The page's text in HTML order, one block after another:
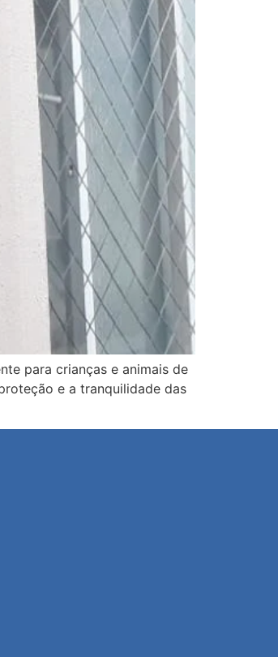
para crianças e animais de
e a tranquilidade das